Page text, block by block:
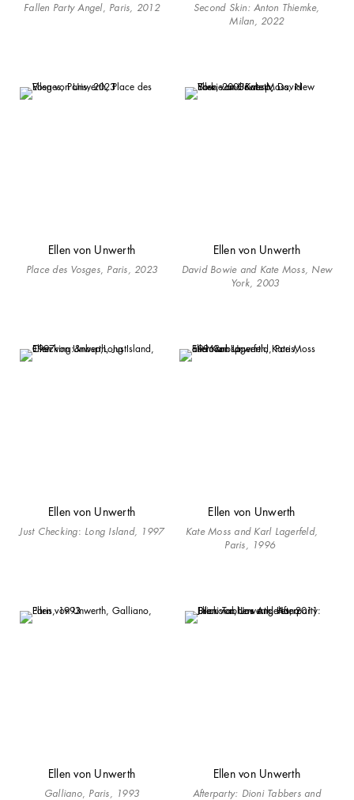
Fallen Party Angel, Paris, 2012
Second Skin: Anton Thiemke,
Milan, 2022
Ellen von Unwerth
Place des Vosges, Paris, 2023
Ellen von Unwerth
David Bowie and Kate Moss, New
York, 2003
Ellen von Unwerth
Just Checking: Long Island, 1997
Ellen von Unwerth
Kate Moss and Karl Lagerfeld,
Paris, 1996
Ellen von Unwerth
Galliano, Paris, 1993
Ellen von Unwerth
Afterparty: Dioni Tabbers and